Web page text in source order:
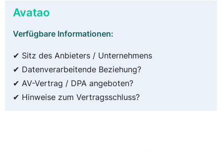
Avatao
Verfügbare Informationen:
✔ Sitz des Anbieters / Unternehmens
✔ Datenverarbeitende Beziehung?
✔ AV-Vertrag / DPA angeboten?
✔ Hinweise zum Vertragsschluss?